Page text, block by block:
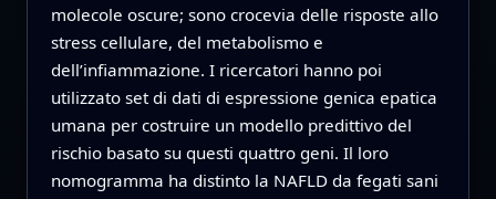
molecole oscure; sono crocevia delle risposte allo
stress cellulare, del metabolismo e
dell’infiammazione. I ricercatori hanno poi
utilizzato set di dati di espressione genica epatica
umana per costruire un modello predittivo del
rischio basato su questi quattro geni. Il loro
nomogramma ha distinto la NAFLD da fegati sani